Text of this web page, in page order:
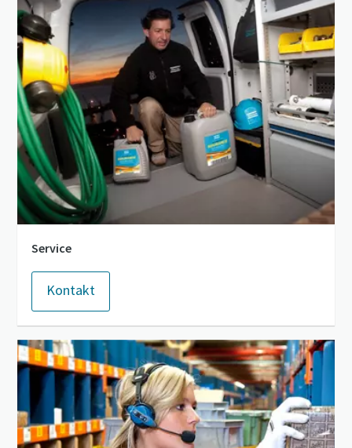
10 Schritte hin zu einer umweltfreundlichen
und effizienteren Produktion
CO2-Reduzierung für eine umweltfreundliche Produktion
Service
Kontakt
Firma
Land
Straße
Stadt
Postleitzahl
Anfordern
Anforderungstyp
Beliebige Frage oder Anforderung